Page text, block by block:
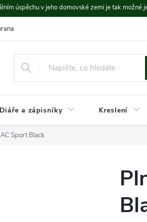
úspěchu v jeho domovské zemi je tak
údajů
Diáře a zápisníky Kreslení
Sport Black